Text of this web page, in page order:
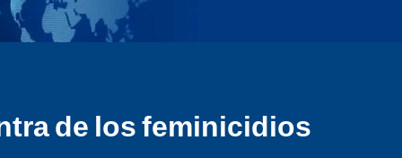
de los feminicidios